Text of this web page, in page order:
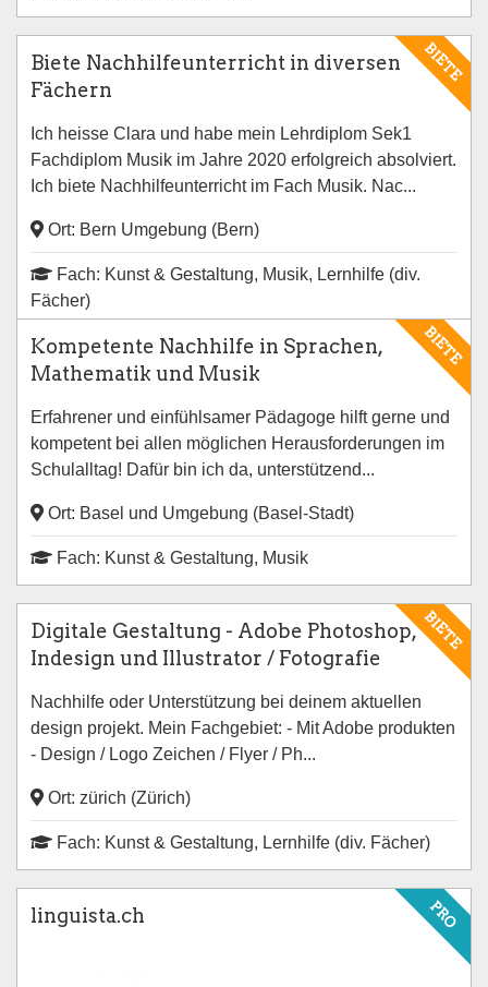
BIETE
Biete Nachhilfeunterricht in diversen
Fächern
Ich heisse Clara und habe mein Lehrdiplom Sek1
Fachdiplom Musik im Jahre 2020 erfolgreich absolviert.
Ich biete Nachhilfeunterricht im Fach Musik. Nac...
Ort: Bern Umgebung (Bern)
Fach: Kunst & Gestaltung, Musik, Lernhilfe (div.
Fächer)
BIETE
Kompetente Nachhilfe in Sprachen,
Mathematik und Musik
Erfahrener und einfühlsamer Pädagoge hilft gerne und
kompetent bei allen möglichen Herausforderungen im
Schulalltag! Dafür bin ich da, unterstützend...
Ort: Basel und Umgebung (Basel-Stadt)
Fach: Kunst & Gestaltung, Musik
BIETE
Digitale Gestaltung - Adobe Photoshop,
Indesign und Illustrator / Fotografie
Nachhilfe oder Unterstützung bei deinem aktuellen
design projekt. Mein Fachgebiet: - Mit Adobe produkten
- Design / Logo Zeichen / Flyer / Ph...
Ort: zürich (Zürich)
Fach: Kunst & Gestaltung, Lernhilfe (div. Fächer)
PRO
linguista.ch